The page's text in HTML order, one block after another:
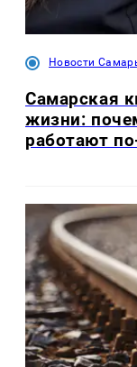
Новости
Самарская
жизни:
работают